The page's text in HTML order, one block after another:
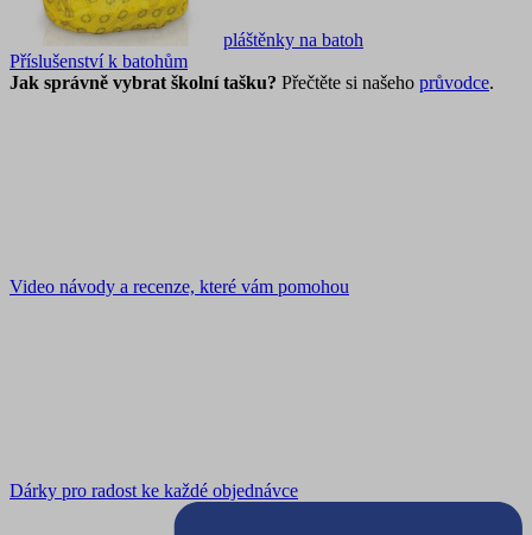
pláštěnky na batoh
Příslušenství k batohům
Jak správně vybrat školní tašku? Přečtěte si našeho průvodce.
Video návody a recenze, které vám pomohou
Dárky pro radost ke každé objednávce